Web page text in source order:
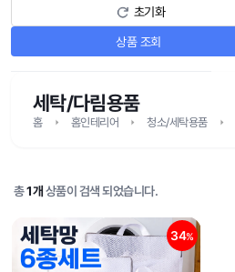
초기화
상품 조회
세탁/다림용품
홈 홈인테리어 청소/세탁용품
총1개 상품이 검색 되었습니다.
34%